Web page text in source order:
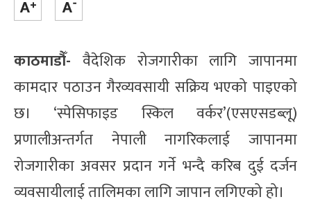
काठमाडौँ- वैदेशिक रोजगारीका लागि जापानमा
कामदार पठाउन गैरव्यवसायी सक्रिय भएको पाइएको
छ। ‘स्पेसिफाइड स्किल वर्कर’(एसएसडब्लू)
प्रणालीअन्तर्गत नेपाली नागरिकलाई जापानमा
रोजगारीका अवसर प्रदान गर्ने भन्दै करिब दुई दर्जन
व्यवसायीलाई तालिमका लागि जापान लगिएको हो।